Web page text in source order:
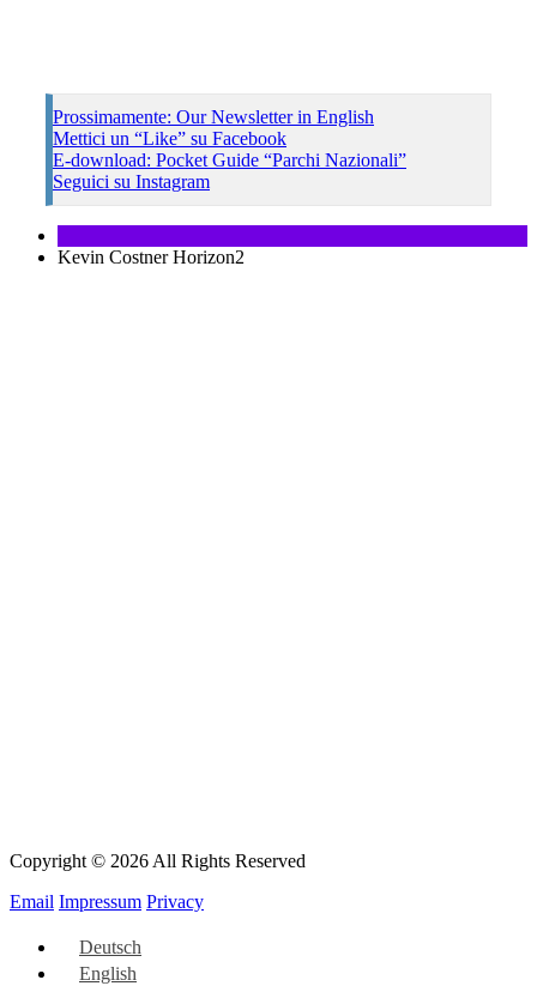
Prossimamente: Our Newsletter in English
Mettici un “Like” su Facebook
E-download: Pocket Guide “Parchi Nazionali”
Seguici su Instagram
Kevin Costner Horizon2
Copyright © 2026 All Rights Reserved
Email Impressum Privacy
Deutsch
English